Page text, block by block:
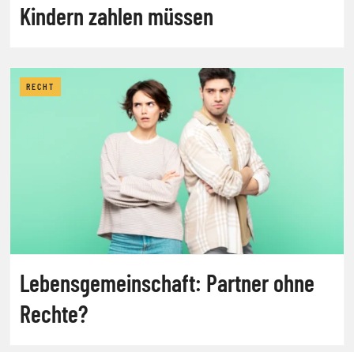
Kindern zahlen müssen
RECHT
Lebensgemeinschaft: Partner ohne
Rechte?